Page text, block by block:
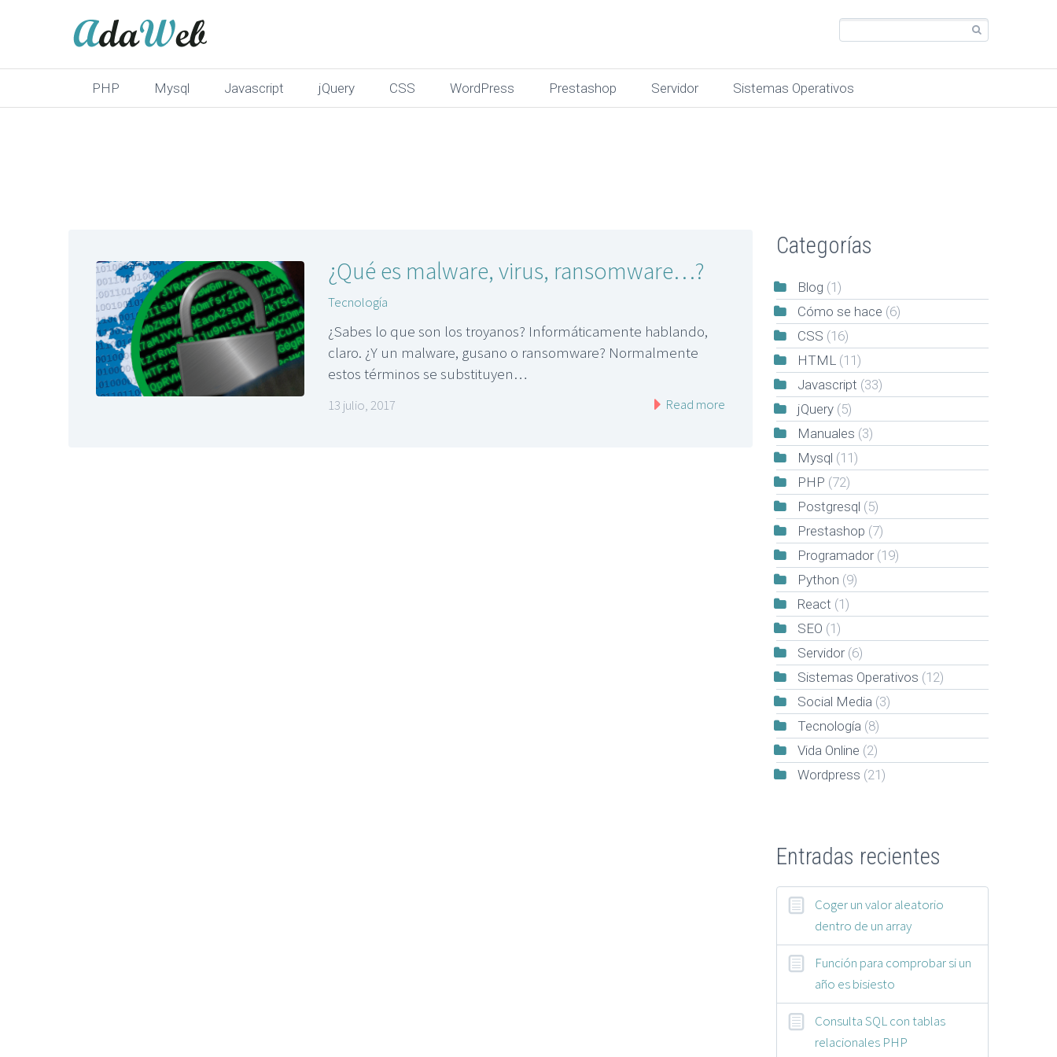
PHP Mysql Javascript jQuery CSS WordPress Prestashop Servidor Sistemas Operativos
¿Qué es malware, virus, ransomware…?
Tecnología
¿Sabes lo que son los troyanos? Informáticamente hablando,
claro. ¿Y un malware, gusano o ransomware? Normalmente
estos términos se substituyen…
13 julio, 2017 Read more
Categorías
Blog (1)
Cómo se hace (6)
CSS (16)
HTML (11)
Javascript (33)
jQuery (5)
Manuales (3)
Mysql (11)
PHP (72)
Postgresql (5)
Prestashop (7)
Programador(19)
Python (9)
React (1)
SEO (1)
Servidor(6)
Sistemas Operativos (12)
Social Media (3)
Tecnología (8)
Vida Online (2)
Wordpress (21)
Entradas recientes
Coger un valor aleatorio
dentro de un array
Función para comprobar si un
año es bisiesto
Consulta SQL con tablas
relacionales PHP